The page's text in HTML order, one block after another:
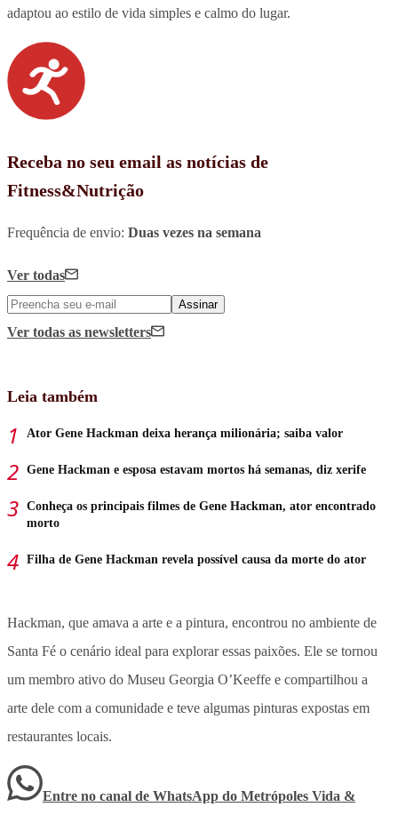
adaptou ao estilo de vida simples e calmo do lugar.
Receba no seu email as notícias de
Fitness&Nutrição
Frequência de envio: Duas vezes na semana
Ver todas
Assinar
Ver todas as newsletters
Leia também
Ator Gene Hackman deixa herança milionária; saiba valor
Gene Hackman e esposa estavam mortos há semanas, diz xerife
Conheça os principais filmes de Gene Hackman, ator encontrado
morto
Filha de Gene Hackman revela possível causa da morte do ator
Hackman, que amava a arte e a pintura, encontrou no ambiente de
Santa Fé o cenário ideal para explorar essas paixões. Ele se tornou
um membro ativo do Museu Georgia O’Keeffe e compartilhou a
arte dele com a comunidade e teve algumas pinturas expostas em
restaurantes locais.
Entre no canal de WhatsApp do Metrópoles Vida &